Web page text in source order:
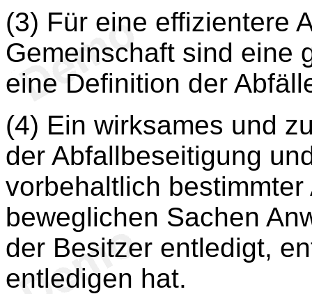
(3) Für eine effizientere
Gemeinschaft sind eine
eine Definition der
(4) Ein wirksames und
der Abfallbeseitigung
vorbehaltlich
beweglichen Sachen
der Besitzer entledigt,
entledigen hat.